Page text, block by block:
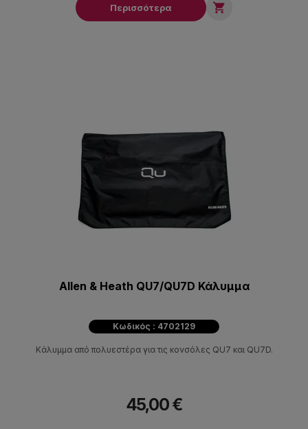
Περισσότερα 
Allen & Heath QU7/QU7D Κάλυμμα
Κωδικός : 4702129
Κάλυμμα από πολυεστέρα για τις κονσόλες QU7 και QU7D.
45,00 €